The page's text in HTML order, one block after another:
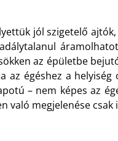
jól szigetelő
az épületbe
égéshez a helyiség
– nem képes az
való megjelenése csak